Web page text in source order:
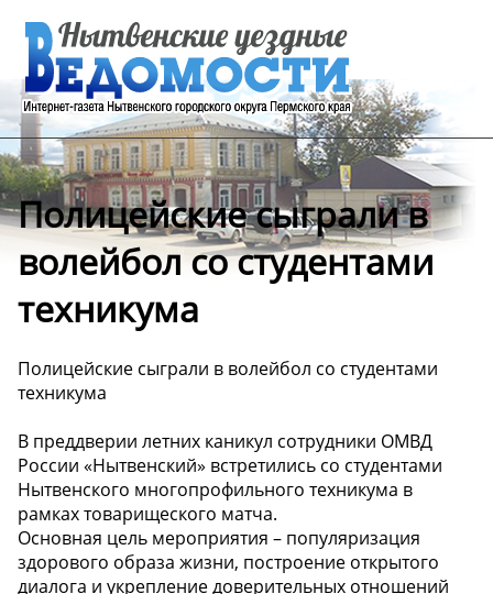
Полицейские сыграли в
волейбол со студентами
техникума
Полицейские сыграли в волейбол со студентами
техникума
В преддверии летних каникул сотрудники ОМВД
России «Нытвенский» встретились со студентами
Нытвенского многопрофильного техникума в
рамках товарищеского матча.
Основная цель мероприятия – популяризация
здорового образа жизни, построение открытого
диалога и укрепление доверительных отношений